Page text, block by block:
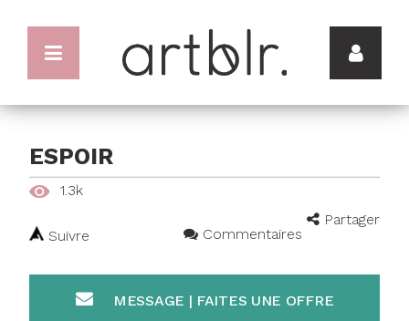
ESPOIR
1.3k
Partager
Suivre
Commentaires
MESSAGE | FAITES UNE OFFRE